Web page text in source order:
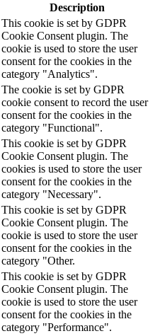
Description
This cookie is set by GDPR
Cookie Consent plugin. The
cookie is used to store the user
consent for the cookies in the
category "Analytics".
The cookie is set by GDPR
cookie consent to record the user
consent for the cookies in the
category "Functional".
This cookie is set by GDPR
Cookie Consent plugin. The
cookies is used to store the user
consent for the cookies in the
category "Necessary".
This cookie is set by GDPR
Cookie Consent plugin. The
cookie is used to store the user
consent for the cookies in the
category "Other.
This cookie is set by GDPR
Cookie Consent plugin. The
cookie is used to store the user
consent for the cookies in the
category "Performance".